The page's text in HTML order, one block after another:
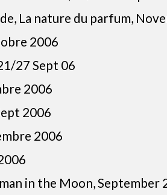
La nature du parfum,
2006
27 Sept 06
2006
2006
2006
in the Moon, September